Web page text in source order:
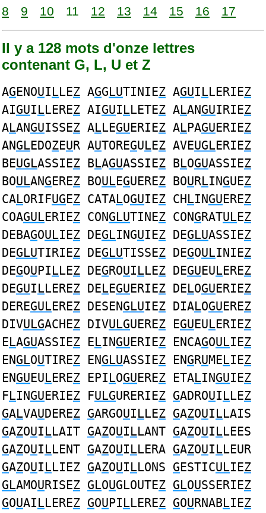
8
9 10 11 12 13 14 15 16 17
Il y a 128 mots d'onze lettres
contenant G, L, U et Z
AGENOUILLEZ AGGLUTINIEZ AGUILLERIEZ
AIGUILLEREZ AIGUILLETEZ ALANGUIRIEZ
ALANGUISSEZ ALLEGUERIEZ ALPAGUERIEZ
ANGLEDOZEUR AUTOREGULEZ AVEUGLERIEZ
BEUGLASSIEZ BLAGUASSIEZ BLOGUASSIEZ
BOULANGEREZ BOULEGUEREZ BOURLINGUEZ
CALORIFUGEZ CATALOGUIEZ CHLINGUEREZ
COAGULERIEZ CONGLUTINEZ CONGRATULEZ
DEBAGOULIEZ DEGLINGUIEZ DEGLUASSIEZ
DEGLUTIRIEZ DEGLUTISSEZ DEGOULINIEZ
DEGOUPILLEZ DEGROUILLEZ DEGUEULEREZ
DEGUILLEREZ DELEGUERIEZ DELOGUERIEZ
DEREGULEREZ DESENGLUIEZ DIALOGUEREZ
DIVULGACHEZ DIVULGUEREZ EGUEULERIEZ
ELAGUASSIEZ ELINGUERIEZ ENCAGOULIEZ
ENGLOUTIREZ ENGLUASSIEZ ENGRUMELIEZ
ENGUEULEREZ EPILOGUEREZ ETALINGUIEZ
FLINGUERIEZ FULGURERIEZ GADROUILLEZ
GALVAUDEREZ GARGOUILLEZ GAZOUILLAIS
GAZOUILLAIT GAZOUILLANT GAZOUILLEES
GAZOUILLENT GAZOUILLERA GAZOUILLEUR
GAZOUILLIEZ GAZOUILLONS GESTICULIEZ
GLAMOURISEZ GLOUGLOUTEZ GLOUSSERIEZ
GOUAILLEREZ GOUPILLEREZ GOURNABLIEZ